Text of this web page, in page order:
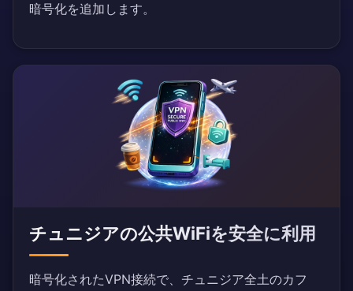
暗号化を追加します。
チュニジアの公共WiFiを安全に利用
暗号化されたVPN接続で、チュニジア全土のカフ